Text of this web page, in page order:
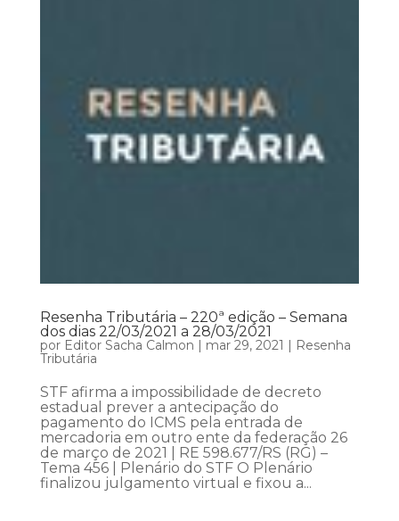
Resenha Tributária – 220ª edição – Semana
dos dias 22/03/2021 a 28/03/2021
por Editor Sacha Calmon | mar 29, 2021 | Resenha
Tributária
STF afirma a impossibilidade de decreto
estadual prever a antecipação do
pagamento do ICMS pela entrada de
mercadoria em outro ente da federação 26
de março de 2021 | RE 598.677/RS (RG) –
Tema 456 | Plenário do STF O Plenário
finalizou julgamento virtual e fixou a...